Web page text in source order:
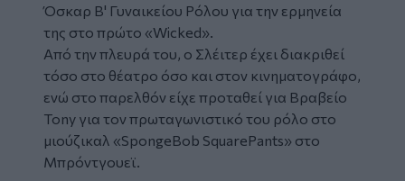
Όσκαρ Β' Γυναικείου Ρόλου για την ερμηνεία
της στο πρώτο «Wicked».
Από την πλευρά του, ο Σλέιτερ έχει διακριθεί
τόσο στο θέατρο όσο και στον κινηματογράφο,
ενώ στο παρελθόν είχε προταθεί για Βραβείο
Tony για τον πρωταγωνιστικό του ρόλο στο
μιούζικαλ «SpongeBob SquarePants» στο
Μπρόντγουεϊ.